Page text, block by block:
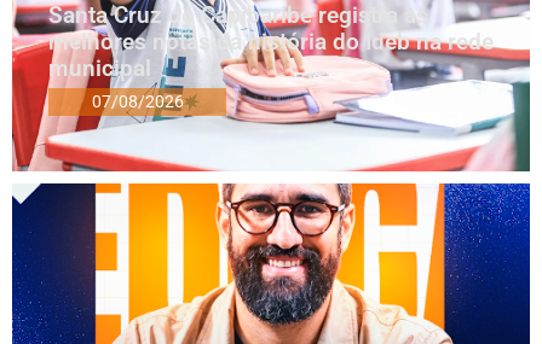
Santa Cruz do Capibaribe registra as
melhores notas da história do Ideb na rede
municipal
07/08/2026